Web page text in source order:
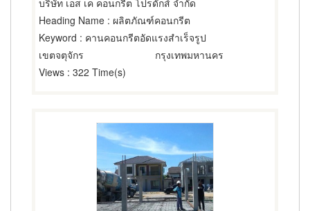
บริษัท เอส เค คอนกรีต โปรดักส์ จำกัด
Heading Name : ผลิตภัณฑ์คอนกรีต
Keyword : คานคอนกรีตอัดแรงสำเร็จรูป
เขตจตุจักร
กรุงเทพมหานคร
Views : 322 Time(s)